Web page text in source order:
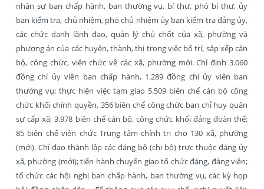
nhân sự ban chấp hành, ban thường vụ, bí thư, phó bí thư, ủy
ban kiểm tra, chủ nhiệm, phó chủ nhiệm ủy ban kiểm tra đảng ủy,
các chức danh lãnh đạo, quản lý chủ chốt của xã, phường và
phương án của các huyện, thành, thị trong việc bố trí, sắp xếp cán
bộ, công chức, viên chức về các xã, phường mới. Chỉ định 3.060
đồng chí ủy viên ban chấp hành, 1.289 đồng chí ủy viên ban
thường vụ; thực hiện việc tạm giao 5.509 biên chế cán bộ công
chức khối chính quyền, 356 biên chế công chức ban chỉ huy quân
sự cấp xã; 3.978 biên chế cán bộ, công chức khối đảng đoàn thể;
85 biên chế viên chức Trung tâm chính trị cho 130 xã, phường
(mới). Chỉ đạo thành lập các đảng bộ (chi bộ) trực thuộc đảng ủy
xã, phường (mới); tiến hành chuyển giao tổ chức đảng, đảng viên;
tổ chức các hội nghị ban chấp hành, ban thường vụ, các kỳ họp